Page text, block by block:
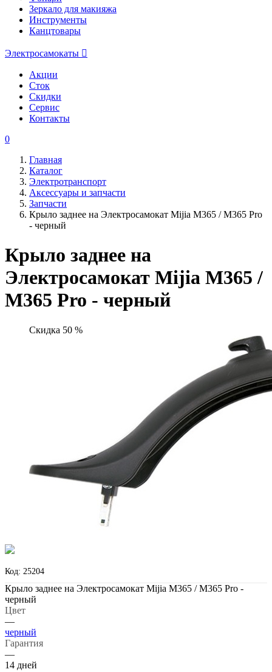
Зеркало для макияжа
Инструменты
Канцтовары
Электросамокаты
Акции
Сток
Скидки
Сервис
Контакты
0
Главная
Каталог
Электротранспорт
Аксессуары и запчасти
Запчасти
Крыло заднее на Электросамокат Mijia M365 / M365 Pro
- черный
Крыло заднее на
Электросамокат Mijia M365 /
M365 Pro - черный
Скидка 50 %
Код: 25204
Крыло заднее на Электросамокат Mijia M365 / M365 Pro -
черный
Цвет
—
черный
Гарантия
—
14 дней